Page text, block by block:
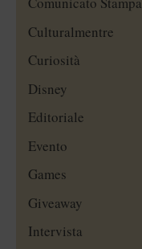
Culturalmentre
Curiosità
Disney
Editoriale
Evento
Games
Giveaway
Intervista